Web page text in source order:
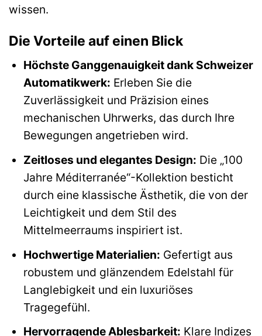
wissen.
Die Vorteile auf einen Blick
Höchste Ganggenauigkeit dank Schweizer
Automatikwerk: Erleben Sie die
Zuverlässigkeit und Präzision eines
mechanischen Uhrwerks, das durch Ihre
Bewegungen angetrieben wird.
Zeitloses und elegantes Design: Die „100
Jahre Méditerranée“-Kollektion besticht
durch eine klassische Ästhetik, die von der
Leichtigkeit und dem Stil des
Mittelmeerraums inspiriert ist.
Hochwertige Materialien: Gefertigt aus
robustem und glänzendem Edelstahl für
Langlebigkeit und ein luxuriöses
Tragegefühl.
Hervorragende Ablesbarkeit: Klare Indizes